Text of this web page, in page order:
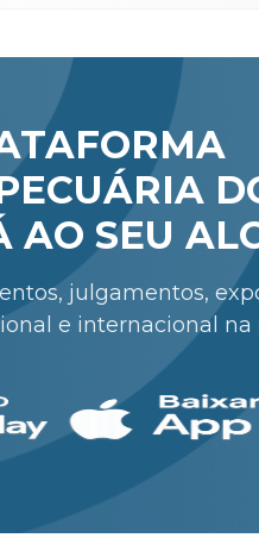
AO SEU
julgamentos,
e internacional na